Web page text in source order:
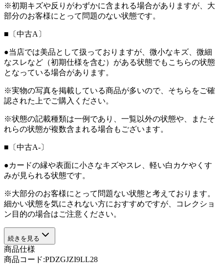
※初期キズや反りがわずかに含まれる場合がありますが、大
部分のお客様にとって問題のない状態です。
■〔中古A〕
●当店では美品として扱っておりますが、微小なキズ、微細
なスレなど（初期仕様を含む）がある状態でもこちらの状態
となっている場合があります。
※実物の写真を掲載している商品が多いので、そちらをご確
認された上でご購入ください。
※状態の記載種類は一例であり、一覧以外の状態や、またそ
れらの状態が複数含まれる場合もございます。
■〔中古A-〕
●カードの縁や表面に小さなキズやスレ、軽い白カケやくす
みが見られる状態です。
※大部分のお客様にとって問題ない状態と考えております。
細かい状態を気にされない方におすすめですが、コレクショ
ン目的の場合はご注意ください。
続きを見る
商品仕様
商品コード:PDZGJZI9LL28